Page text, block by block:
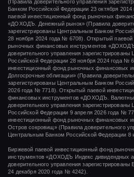
(Правила доверительного управления
Банком Российской Федерации 23 октября 2014
паевой инвестиционный фонд рыночных
«ДОХОДЪ. Денежный рынок» (Правила
зарегистрированы Центральным Банком
28 ноября 2024 года № 6708).
Открытый
рыночных финансовых инструментов
доверительного управления
Российской Федерации 28 ноября 2024 года№
инвестиционный фонд рыночных финансовых
Долгосрочные облигации» (Правила
зарегистрированы Центральным Банком
2026 года № 7718). Открытый паевой
финансовых инструментов «ДОХОДЪ.
доверительного управления
Российской Федерации 9 апреля 2026 года №
инвестиционный фонд рыночных финансовых
Остров сокровищ» (Правила доверительного
Центральным Банком Российской Федерации
Биржевой паевой инвестиционный фонд
инструментов«ДОХОДЪ Индекс дивидендных
доверительного управления зарегистрированы
24 декабря 2020 года № 4242)